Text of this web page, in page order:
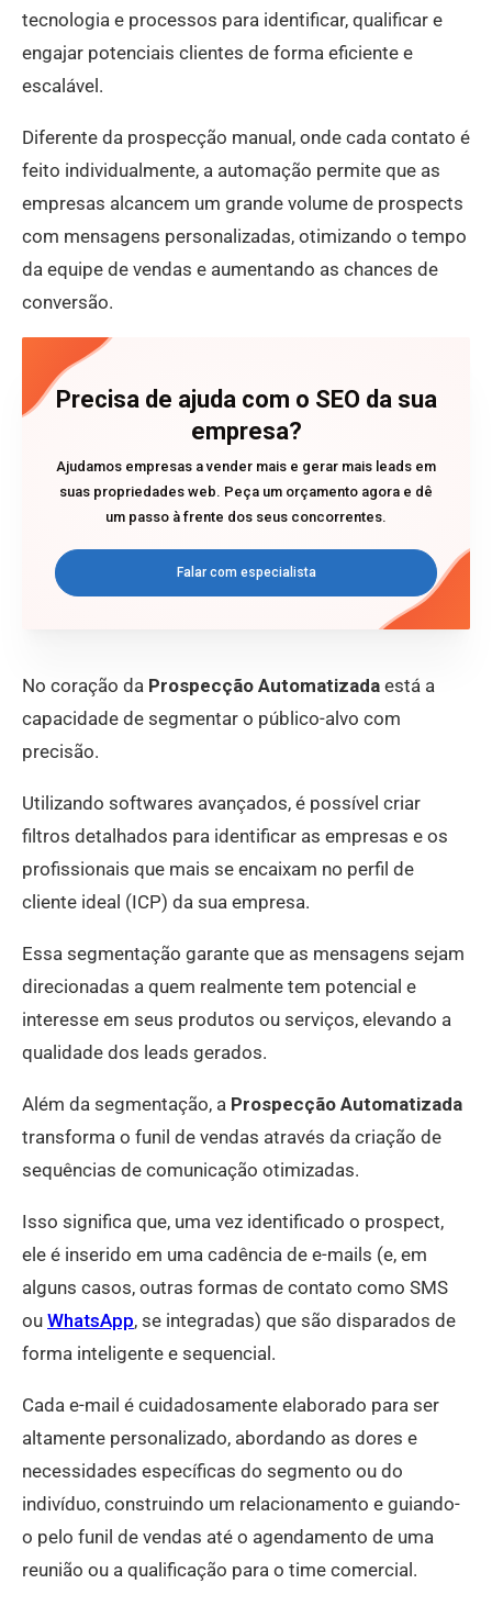
tecnologia e processos para identificar, qualificar e
engajar potenciais clientes de forma eficiente e
escalável.
Diferente da prospecção manual, onde cada contato é
feito individualmente, a automação permite que as
empresas alcancem um grande volume de prospects
com mensagens personalizadas, otimizando o tempo
da equipe de vendas e aumentando as chances de
conversão.
Precisa de ajuda com o SEO da sua
empresa?
Ajudamos empresas a vender mais e gerar mais leads em
suas propriedades web. Peça um orçamento agora e dê
um passo à frente dos seus concorrentes.
Falar com especialista
No coração da Prospecção Automatizada está a
capacidade de segmentar o público-alvo com
precisão.
Utilizando softwares avançados, é possível criar
filtros detalhados para identificar as empresas e os
profissionais que mais se encaixam no perfil de
cliente ideal (ICP) da sua empresa.
Essa segmentação garante que as mensagens sejam
direcionadas a quem realmente tem potencial e
interesse em seus produtos ou serviços, elevando a
qualidade dos leads gerados.
Além da segmentação, a Prospecção Automatizada
transforma o funil de vendas através da criação de
sequências de comunicação otimizadas.
Isso significa que, uma vez identificado o prospect,
ele é inserido em uma cadência de e-mails (e, em
alguns casos, outras formas de contato como SMS
ou WhatsApp, se integradas) que são disparados de
forma inteligente e sequencial.
Cada e-mail é cuidadosamente elaborado para ser
altamente personalizado, abordando as dores e
necessidades específicas do segmento ou do
indivíduo, construindo um relacionamento e guiando-
o pelo funil de vendas até o agendamento de uma
reunião ou a qualificação para o time comercial.